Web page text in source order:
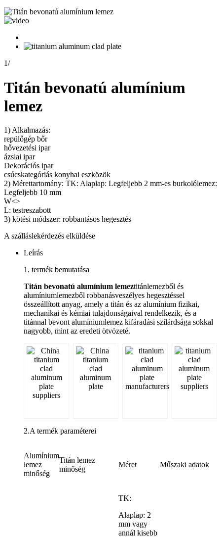
1/
Titán bevonatú alumínium
lemez
1) Alkalmazás:
repülőgép bőr
hővezetési ipar
ázsiai ipar
Dekorációs ipar
csúcskategóriás konyhai eszközök
2) Mérettartomány: TK: Alaplap: Legfeljebb 2 mm-es burkolólemez:
Legfeljebb 10 mm
W<>
L: testreszabott
3) kötési módszer: robbantásos hegesztés
A szálláslekérdezés elküldése
Leírás
1. termék bemutatása
Titán bevonatú alumínium lemeztitánlemezből és
alumíniumlemezből robbanásveszélyes hegesztéssel
összeállított anyag, amely a titán és az alumínium fizikai,
mechanikai és kémiai tulajdonságaival rendelkezik, és a
titánnal bevont alumíniumlemez kifáradási szilárdsága sokkal
nagyobb, mint az eredeti ötvözeté.
2.A termék paraméterei
Alumínium
lemez
minőség
Titán lemez
minőség
Méret Műszaki adatok
TK:
Alaplap: 2
mm vagy
annál kisebb